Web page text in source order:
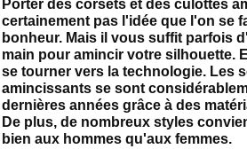
Porter des corsets et des culottes
certainement pas l'idée que l'on se
bonheur. Mais il vous suffit parfois
main pour amincir votre silhouette.
se tourner vers la technologie. Les
amincissants se sont
dernières années grâce à des
De plus, de nombreux styles
bien aux hommes qu'aux femmes.